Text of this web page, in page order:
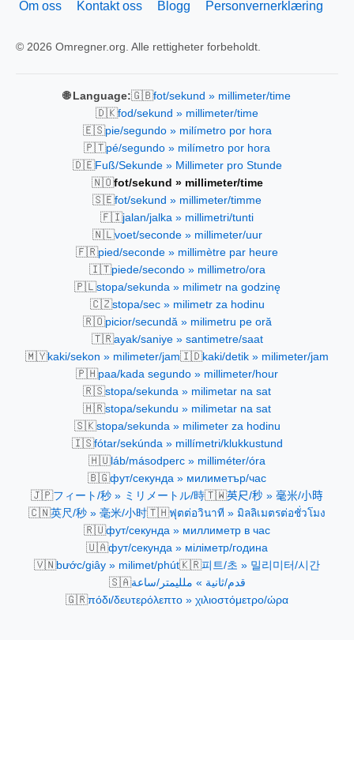
Om oss Kontakt oss Blogg Personvernerklæring
© 2026 Omregner.org. Alle rettigheter forbeholdt.
🌐 Language:🇬🇧fot/sekund » millimeter/time
🇩🇰fod/sekund » millimeter/time
🇪🇸pie/segundo » milímetro por hora
🇵🇹pé/segundo » milímetro por hora
🇩🇪Fuß/Sekunde » Millimeter pro Stunde
🇳🇴fot/sekund » millimeter/time
🇸🇪fot/sekund » millimeter/timme
🇫🇮jalan/jalka » millimetri/tunti
🇳🇱voet/seconde » millimeter/uur
🇫🇷pied/seconde » millimètre par heure
🇮🇹piede/secondo » millimetro/ora
🇵🇱stopa/sekunda » milimetr na godzinę
🇨🇿stopa/sec » milimetr za hodinu
🇷🇴picior/secundă » milimetru pe oră
🇹🇷ayak/saniye » santimetre/saat
🇲🇾kaki/sekon » milimeter/jam🇮🇩kaki/detik » milimeter/jam
🇵🇭paa/kada segundo » millimeter/hour
🇷🇸stopa/sekunda » milimetar na sat
🇭🇷stopa/sekundu » milimetar na sat
🇸🇰stopa/sekunda » milimeter za hodinu
🇮🇸fótar/sekúnda » millímetri/klukkustund
🇭🇺láb/másodperc » milliméter/óra
🇧🇬фут/секунда » милиметър/час
🇯🇵フィート/秒 » ミリメートル/時🇹🇼英尺/秒 » 毫米/小時
🇨🇳英尺/秒 » 毫米/小时🇹🇭ฟุตต่อวินาที » มิลลิเมตรต่อชั่วโมง
🇷🇺фут/секунда » миллиметр в час
🇺🇦фут/секунда » міліметр/година
🇻🇳bước/giây » milimet/phút🇰🇷피트/초 » 밀리미터/시간
🇸🇦قدم/ثانية » ملليمتر/ساعة
🇬🇷πόδι/δευτερόλεπτο » χιλιοστόμετρο/ώρα